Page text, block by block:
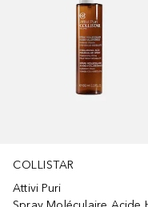
COLLISTAR
Attivi Puri